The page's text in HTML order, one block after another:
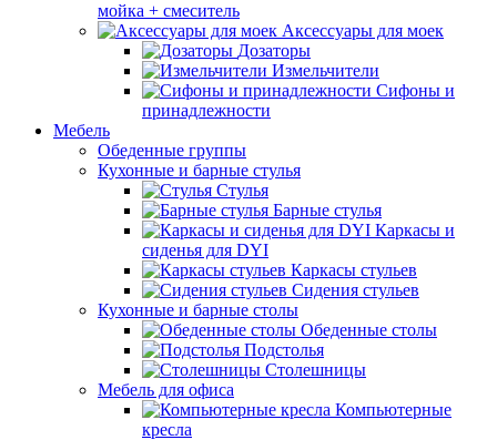
мойка + смеситель
Аксессуары для моек
Дозаторы
Измельчители
Сифоны и
принадлежности
Мебель
Обеденные группы
Кухонные и барные стулья
Стулья
Барные стулья
Каркасы и
сиденья для DYI
Каркасы стульев
Сидения стульев
Кухонные и барные столы
Обеденные столы
Подстолья
Столешницы
Мебель для офиса
Компьютерные
кресла